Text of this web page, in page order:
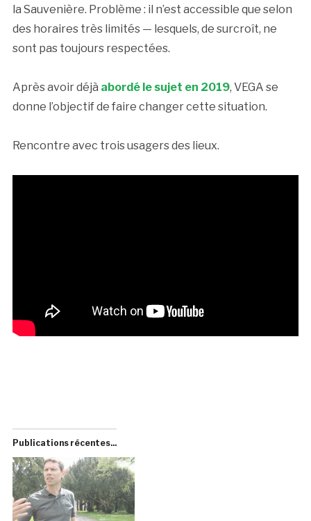
la Sauvenière. Problème : il n’est accessible que selon
des horaires très limités — lesquels, de surcroît, ne
sont pas toujours respectées.
Après avoir déjà abordé le sujet en 2019, VEGA se
donne l’objectif de faire changer cette situation.
Rencontre avec trois usagers des lieux.
Publications récentes...